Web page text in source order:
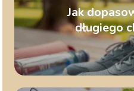
Jak
długiego